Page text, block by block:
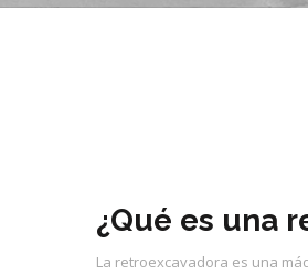
¿Qué es una
La retroexcavadora es una